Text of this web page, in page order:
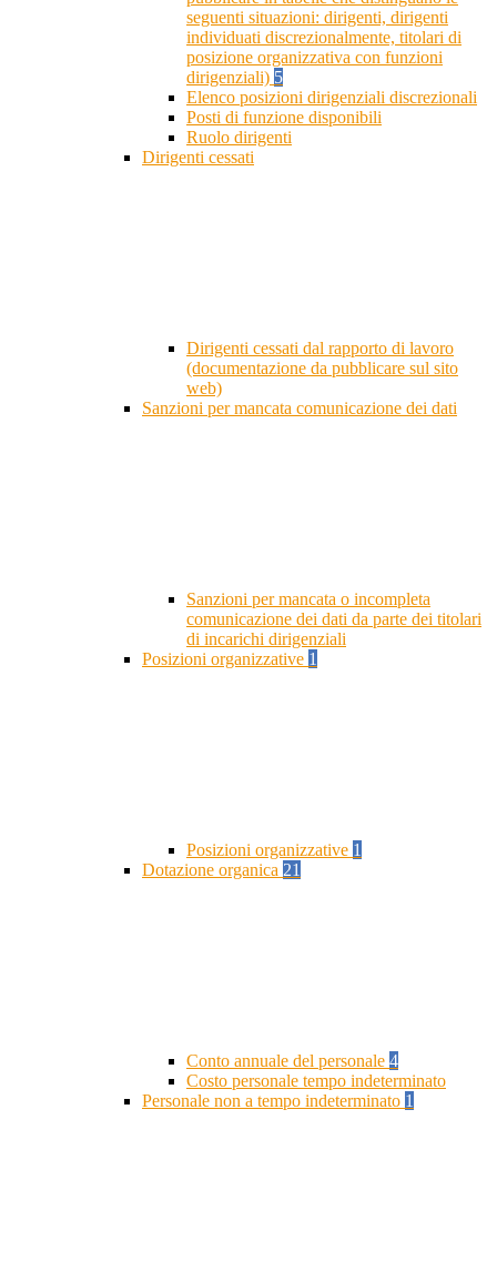
seguenti situazioni: dirigenti, dirigenti
individuati discrezionalmente, titolari di
posizione organizzativa con funzioni
dirigenziali) 5
Elenco posizioni dirigenziali discrezionali
Posti di funzione disponibili
Ruolo dirigenti
Dirigenti cessati
Dirigenti cessati dal rapporto di lavoro
(documentazione da pubblicare sul sito
web)
Sanzioni per mancata comunicazione dei dati
Sanzioni per mancata o incompleta
comunicazione dei dati da parte dei titolari
di incarichi dirigenziali
Posizioni organizzative 1
Posizioni organizzative 1
Dotazione organica 21
Conto annuale del personale 4
Costo personale tempo indeterminato
Personale non a tempo indeterminato 1